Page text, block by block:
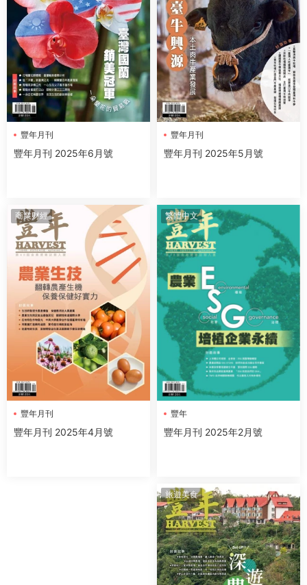
豐年月刊
豐年月刊 2025年6月號
豐年月刊
豐年月刊 2025年5月號
商業财經
豐年月刊
豐年月刊 2025年4月號
繁體中文
豐年
豐年月刊 2025年2月號
旅遊美食